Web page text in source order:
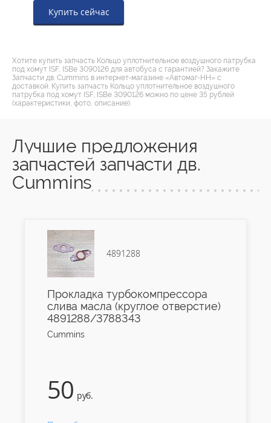
Купить сейчас
Хотите купить запчасть Кольцо уплотнительное воздушного патрубка
под хомут ISF, ISBe 3090126 для автобуса с гарантией? Закажите
Запчасти дв. Cummins в интернет-магазине «Автомаг-НН» с
доставкой. Купить запчасть Кольцо уплотнительное воздушного
патрубка под хомут ISF, ISBe 3090126 можно по цене 35 рублей
(характеристики, фото, описание).
Лучшие предложения
запчастей запчасти дв.
Cummins
4891288
Прокладка турбокомпрессора
слива масла (круглое отверстие)
4891288/3788343
Cummins
50 руб.